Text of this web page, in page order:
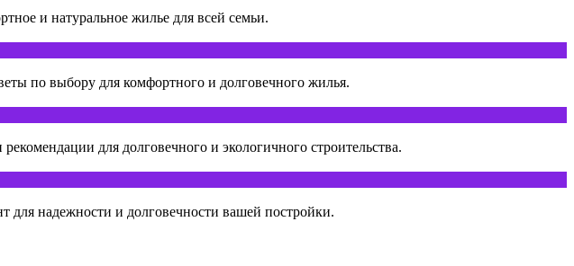
и натуральное жилье для всей семьи.
по выбору для комфортного и долговечного жилья.
для долговечного и экологичного строительства.
для надежности и долговечности вашей постройки.